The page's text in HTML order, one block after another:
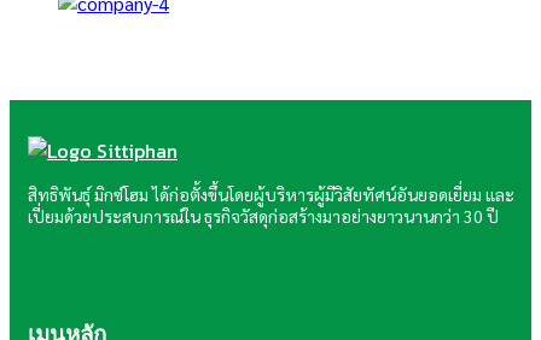
สิทธิพันธุ์ มิกซ์โฮม ได้ก่อตั้งขึ้นโดยผู้บริหารผู้มีวิสัยทัศน์อันยอดเยี่ยม และ
เปี่ยมด้วยประสบการณ์ใน ธุรกิจวัสดุก่อสร้างมาอย่างยาวนานกว่า 30 ปี
เมนูหลัก